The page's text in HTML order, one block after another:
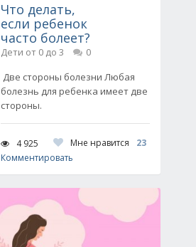
Что делать,
если ребенок
часто болеет?
Дети от 0 до 3
0
Две стороны болезни Любая
болезнь для ребенка имеет две
стороны.
4 925 Мне нравится
23
Комментировать